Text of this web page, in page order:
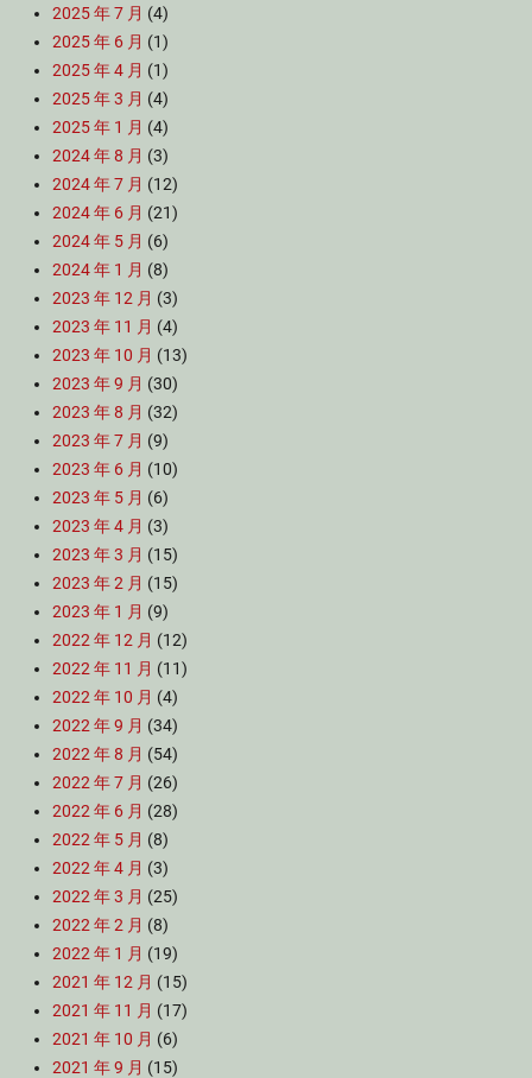
2025 年 7 月 (4)
2025 年 6 月 (1)
2025 年 4 月 (1)
2025 年 3 月 (4)
2025 年 1 月 (4)
2024 年 8 月 (3)
2024 年 7 月 (12)
2024 年 6 月 (21)
2024 年 5 月 (6)
2024 年 1 月 (8)
2023 年 12 月 (3)
2023 年 11 月 (4)
2023 年 10 月 (13)
2023 年 9 月 (30)
2023 年 8 月 (32)
2023 年 7 月 (9)
2023 年 6 月 (10)
2023 年 5 月 (6)
2023 年 4 月 (3)
2023 年 3 月 (15)
2023 年 2 月 (15)
2023 年 1 月 (9)
2022 年 12 月 (12)
2022 年 11 月 (11)
2022 年 10 月 (4)
2022 年 9 月 (34)
2022 年 8 月 (54)
2022 年 7 月 (26)
2022 年 6 月 (28)
2022 年 5 月 (8)
2022 年 4 月 (3)
2022 年 3 月 (25)
2022 年 2 月 (8)
2022 年 1 月 (19)
2021 年 12 月 (15)
2021 年 11 月 (17)
2021 年 10 月 (6)
2021 年 9 月 (15)